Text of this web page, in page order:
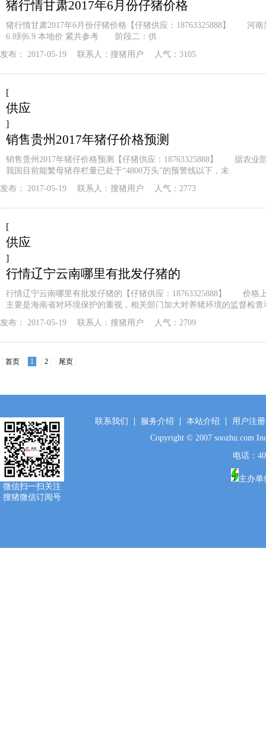
猪行情甘肃2017年6月份仔猪价格
猪行情甘肃2017年6月份仔猪价格【仔猪供应：18763325888】 河南
6.8到6.9 本地价 紧共参考 阶段二：供
发布： 2017-05-19 联系人： 搜猪用户 人气：3105
[
供应
]
销售贵州2017年猪仔价格预测
销售贵州2017年猪仔价格预测【仔猪供应：18763325888】 据农业
我国目前能繁母猪存栏量已处于“4800万头”的预警线以下，未
发布： 2017-05-19 联系人： 搜猪用户 人气：2773
[
供应
]
行情辽宁云南哪里有批发仔猪的
行情辽宁云南哪里有批发仔猪的【仔猪供应：18763325888】 价格
主要是海南省对环境保护的重视，相关部门加大对养猪环境的监督检查
发布： 2017-05-19 联系人： 搜猪用户 人气：2709
首页 1 2 尾页
微信扫一扫关注
搜猪微信订阅号
联系我们 服务介绍 本站介绍
用户注册
Copyright © 2007 soozhu.com
电话：
主办单